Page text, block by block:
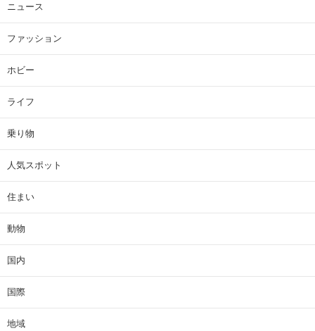
ニュース
ファッション
ホビー
ライフ
乗り物
人気スポット
住まい
動物
国内
国際
地域